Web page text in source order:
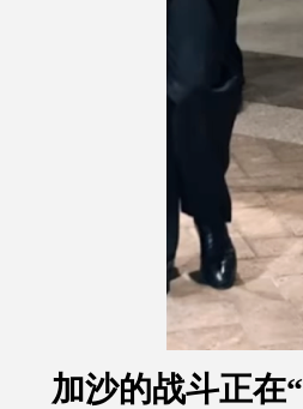
加沙的战斗正在“